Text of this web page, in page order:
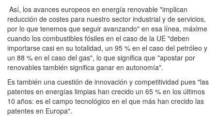
Así, los avances europeos en energía renovable "implican
reducción de costes para nuestro sector industrial y de servicios,
por lo que tenemos que seguir avanzando" en esa línea, máxime
cuando los combustibles fósiles en el caso de la UE "deben
importarse casi en su totalidad, un 95 % en el caso del petróleo y
un 88 % en el caso del gas", lo que significa que "apostar por
renovables también significa ganar en autonomía".
Es también una cuestión de innovación y competitividad pues "las
patentes en energías limpias han crecido un 65 % en los últimos
10 años: es el campo tecnológico en el que más han crecido las
patentes en Europa".